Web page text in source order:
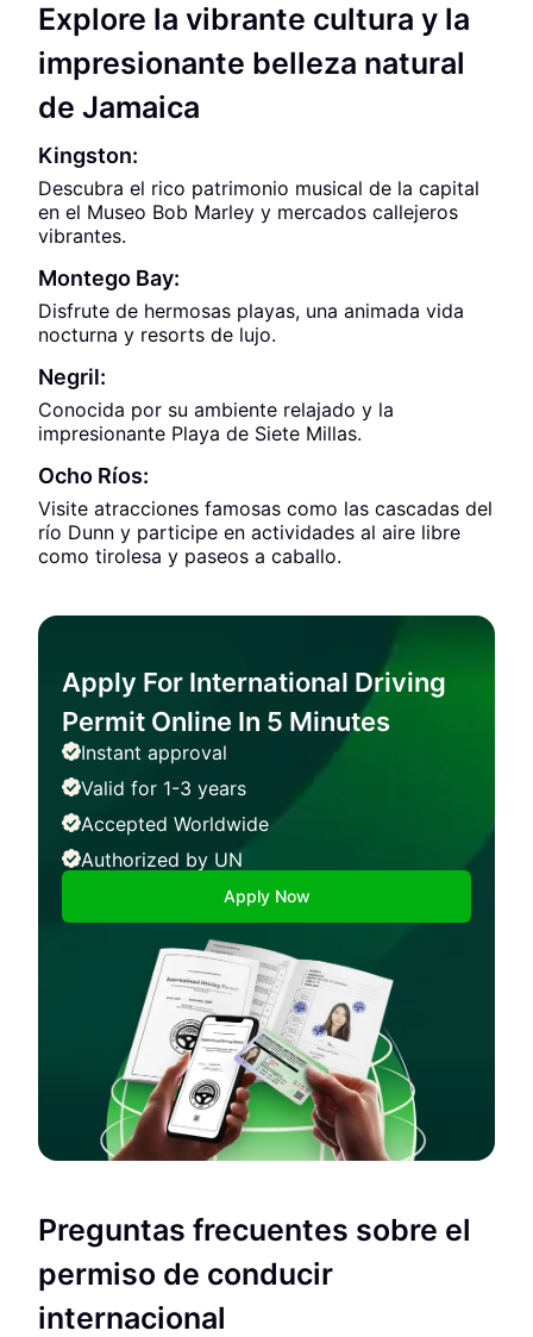
Explore la vibrante cultura y la
impresionante belleza natural
de Jamaica
Kingston:
Descubra el rico patrimonio musical de la capital
en el Museo Bob Marley y mercados callejeros
vibrantes.
Montego Bay:
Disfrute de hermosas playas, una animada vida
nocturna y resorts de lujo.
Negril:
Conocida por su ambiente relajado y la
impresionante Playa de Siete Millas.
Ocho Ríos:
Visite atracciones famosas como las cascadas del
río Dunn y participe en actividades al aire libre
como tirolesa y paseos a caballo.
Apply For International Driving
Permit Online In 5 Minutes
Instant approval
Valid for 1-3 years
Accepted Worldwide
Authorized by UN
Apply Now
Preguntas frecuentes sobre el
permiso de conducir
internacional